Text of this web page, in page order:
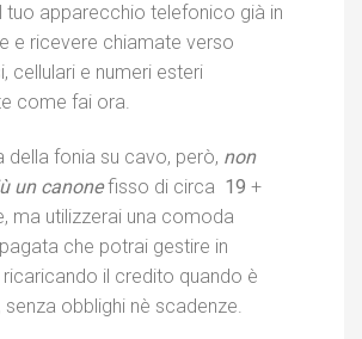
tuo apparecchio telefonico già in
e ricevere chiamate verso
cellulari e numeri esteri
come fai ora.
della fonia su cavo, però, non
un canonefisso di circa  19 +
ma utilizzerai una comoda
che potrai gestire in
il credito quando è
senza obblighi nè scadenze.